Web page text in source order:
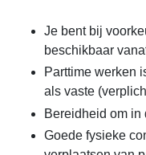
Je bent bij
beschikbaar
Parttime werken
als vaste
Bereidheid om in
Goede fysieke